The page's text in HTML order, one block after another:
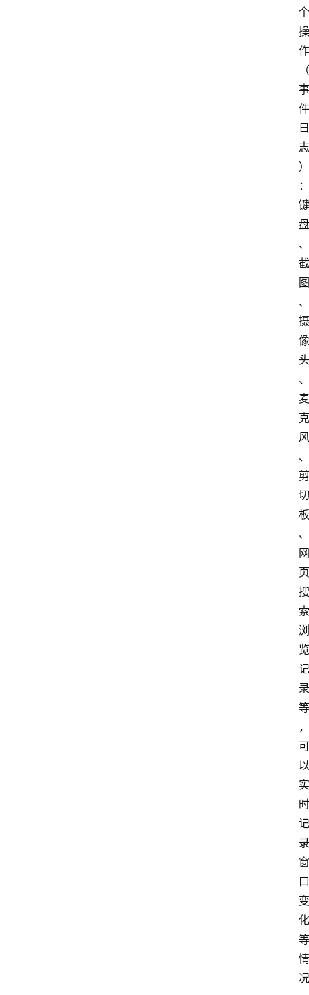
个
操
作
（
事
件
日
志
）
：
键
盘
、
截
图
、
摄
像
头
、
麦
克
风
、
剪
切
板
、
网
页
搜
索
浏
览
记
录
等
，
可
以
实
时
记
录
窗
口
变
化
等
情
况